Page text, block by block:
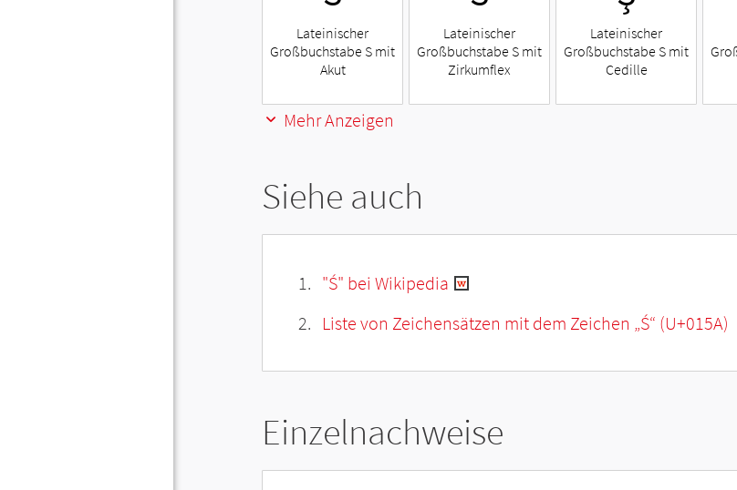
Lateinischer
Großbuchstabe S mit
Akut
Lateinischer
Großbuchstabe S mit
Zirkumflex
Lateinischer
Großbuchstabe S mit
Cedille
Mehr Anzeigen
Siehe auch
"Ś" bei Wikipedia
Liste von Zeichensätzen mit dem Zeichen „Ś“ (U+015A)
Einzelnachweise